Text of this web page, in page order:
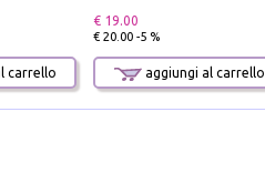
carrello
€ 19.00
€ 20.00 -5 %
aggiungi al carrello